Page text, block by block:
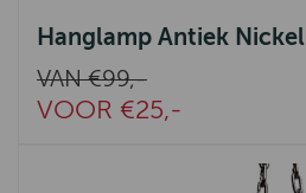
Hanglamp Antiek Nickel
VAN €99,-
VOOR €25,-